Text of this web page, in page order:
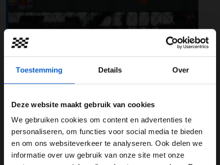
Toestemming Details Over
Deze website maakt gebruik van cookies
We gebruiken cookies om content en advertenties te
personaliseren, om functies voor social media te bieden
en om ons websiteverkeer te analyseren. Ook delen we
informatie over uw gebruik van onze site met onze
Foto: Red Bull Content Pool
Weer op vrijdag: vrije training 1 en
vrije training 2
Tijdens het raceweekend op Silverstone wordt het
'gewone' schema gehanteerd. Dat betekent dat we het
weekend aftrappen met de eerste en tweede vrije
WELKOM BIJ GRAND PRIX RADIO
Ben je 24 jaar of ouder?